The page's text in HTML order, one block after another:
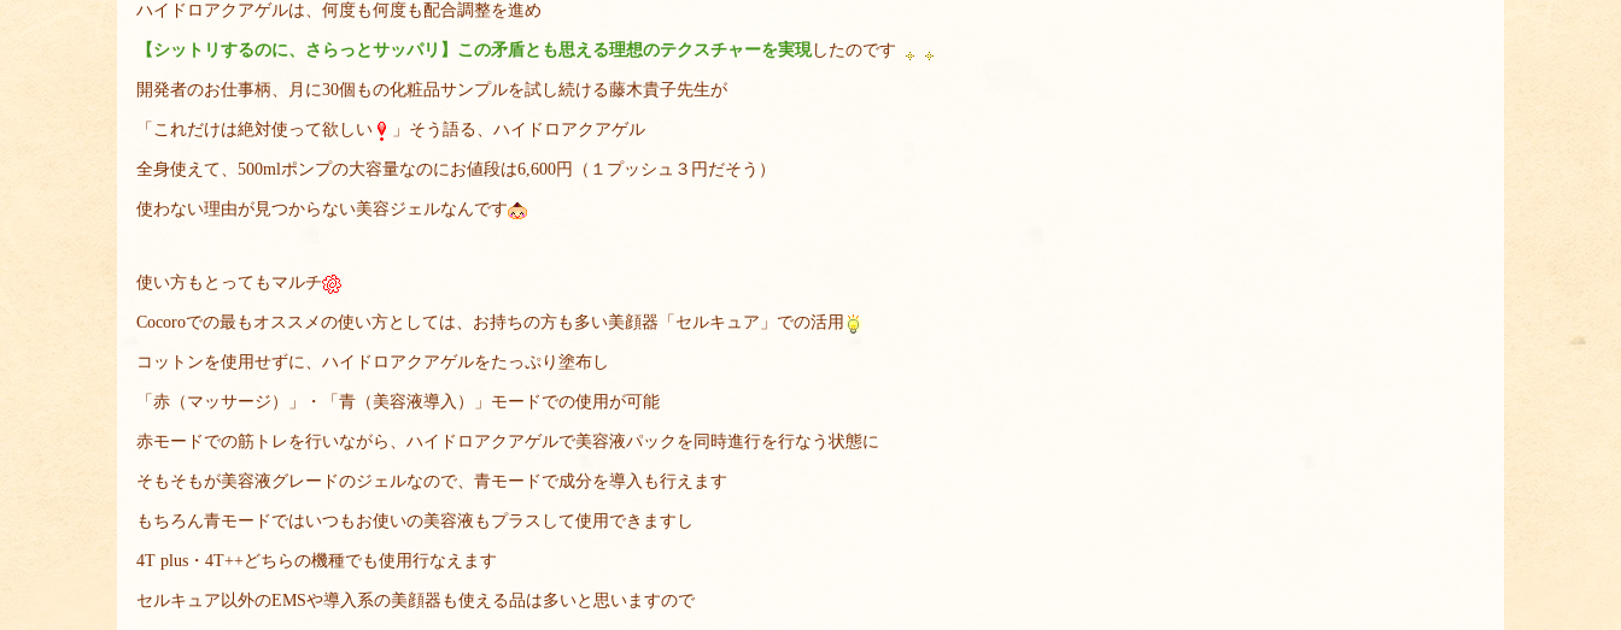
ハイドロアクアゲルは、何度も何度も配合調整を進め
【シットリするのに、さらっとサッパリ】この矛盾とも思える理想のテクスチャーを実現したのです
開発者のお仕事柄、月に30個もの化粧品サンプルを試し続ける藤木貴子先生が
「これだけは絶対使って欲しい 」そう語る、ハイドロアクアゲル
全身使えて、500mlポンプの大容量なのにお値段は6,600円（１プッシュ３円だそう）
使わない理由が見つからない美容ジェルなんです
使い方もとってもマルチ
Cocoroでの最もオススメの使い方としては、お持ちの方も多い美顔器「セルキュア」での活用
コットンを使用せずに、ハイドロアクアゲルをたっぷり塗布し
「赤（マッサージ）」・「青（美容液導入）」モードでの使用が可能
赤モードでの筋トレを行いながら、ハイドロアクアゲルで美容液パックを同時進行を行なう状態に
そもそもが美容液グレードのジェルなので、青モードで成分を導入も行えます
もちろん青モードではいつもお使いの美容液もプラスして使用できますし
4T plus・4T++どちらの機種でも使用行なえます
セルキュア以外のEMSや導入系の美顔器も使える品は多いと思いますので